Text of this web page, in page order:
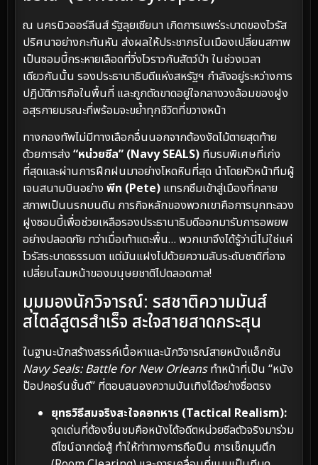
ณ นครนิวออร์ลีนส์ รัฐลุยเซียนา เกิดการแพร่ระบาดของไวรัส
ปริศนาอย่างกะทันหัน ส่งผลให้ประชากรในเมืองเปลี่ยนสภาพ
เป็นซอมบี้กระหายเลือดที่วิ่งไวราวกับสัตว์ป่า ในช่วงเวลา
เดียวกันนั้น รองประธานาธิบดีแห่งสหรัฐฯ กำลังอยู่ระหว่างการ
ปฏิบัติภารกิจในพื้นที่ และถูกตัดขาดอยู่ใจกลางวงล้อมของฝูง
อสุรกายมรณะที่พร้อมจะขย้ำทุกชีวิตที่ขวางหน้า
ทางกองทัพไม่มีทางเลือกอื่นนอกจากต้องงัดไม้ตายสุดท้าย
ด้วยการส่ง “หน่วยซีล” (Navy SEALS) ทีมรบพิเศษที่เก่ง
ที่สุดและผ่านการฝึกฝนมาอย่างโหดหินที่สุด นำโดยหัวหน้าทีมผู้
เจนสนามบินอย่าง พีท (Pete) แทรกซึมเข้าสู่เมืองที่กลาย
สภาพเป็นนรกบนดิน ภารกิจหลักของพวกเขาคือการบุกทะลวง
ฝูงซอมบี้เพื่อช่วยเหลือรองประธานาธิบดีออกมารับการอพยพ
อย่างปลอดภัย ทว่าเมื่อเท้าแตะพื้น… พวกเขาจึงได้รู้ว่านี่ไม่ใช่แค่
ไวรัสระบาดธรรมดา แต่มันแฝงไปด้วยความลับระดับชาติที่อาจ
เปลี่ยนโฉมหน้าของมนุษยชาติไปตลอดกาล!
มุมมองนักวิจารณ์: รสชาติความมันส์
สไตล์สูตรสำเร็จ สะใจสายสาดกระสุน
ในฐานะนักสร้างสรรค์เนื้อหาและนักวิจารณ์สายหนังแอ็กชัน
Navy Seals: Battle for New Orleansทำหน้าที่เป็น “หนัง
ป๊อปคอร์นชั้นดี” ที่ตอบสนองความบันเทิงได้อย่างซื่อตรง
ยุทธวิธีสมจริงสะใจคอทหาร (Tactical Realism):
จุดเด่นที่ต้องชื่นชมคือหนังได้อดีตหน่วยซีลตัวจริงมาร่วม
ดีไซน์ฉากต่อสู้ ทำให้ท่าทางการถือปืน การเช็กมุมตึก